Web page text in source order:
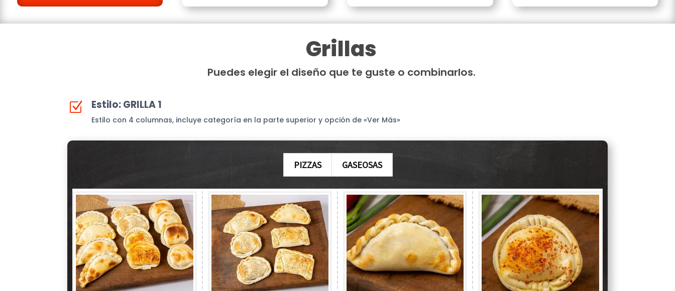
Grillas
Puedes elegir el diseño que te guste o combinarlos.
Z Estilo: GRILLA 1
Estilo con 4 columnas, incluye categoría en la parte superior y opción de «Ver Más»
PIZZAS GASEOSAS